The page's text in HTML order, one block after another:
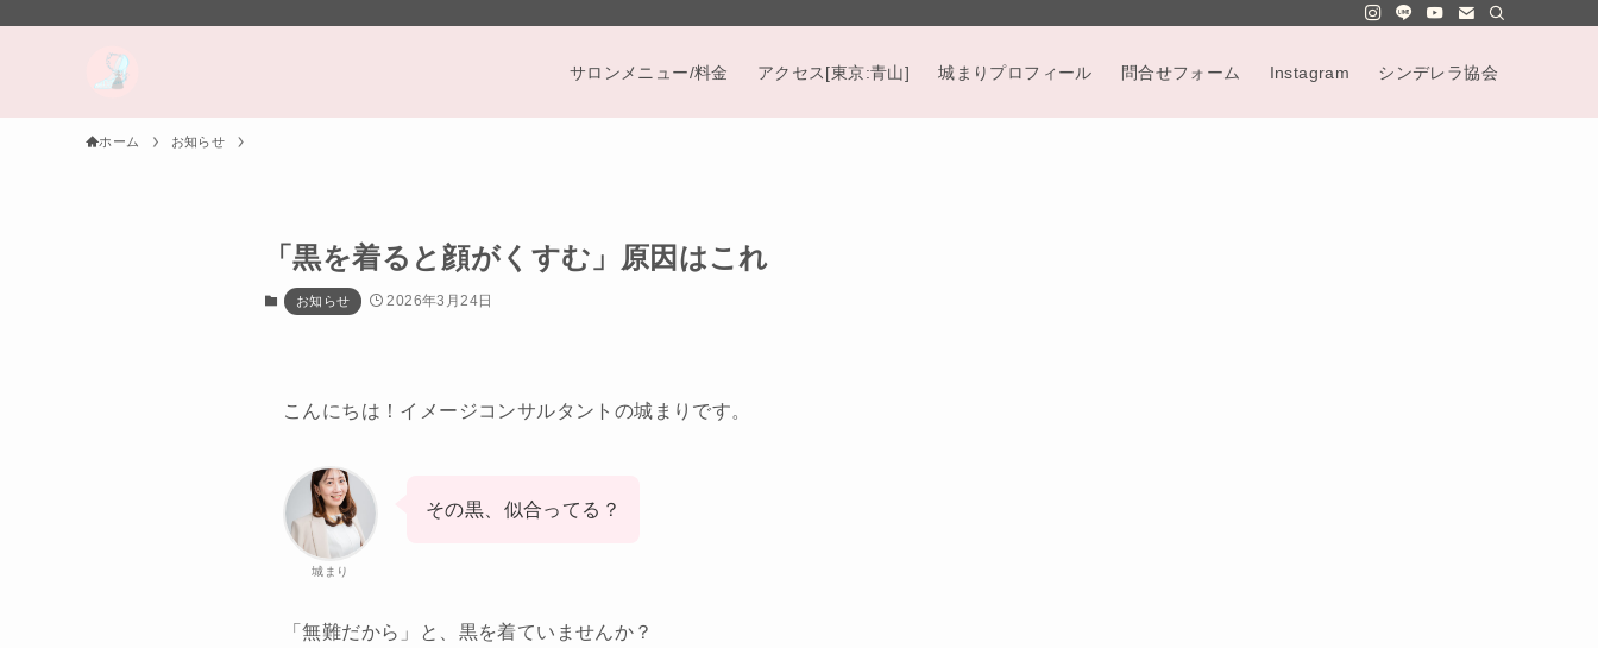
サロンメニュー/料金 アクセス[東京:青山] 城まりプロフィール 問合せフォーム Instagram シンデレラ協会
ホーム お知らせ
「黒を着ると顔がくすむ」原因はこれ
お知らせ 2026年3月24日
こんにちは！イメージコンサルタントの城まりです。
城まり
その黒、似合ってる？
「無難だから」と、黒を着ていませんか？